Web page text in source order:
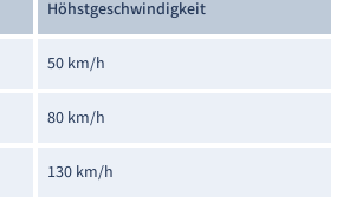
Höhstgeschwindigkeit
50 km/h
80 km/h
130 km/h